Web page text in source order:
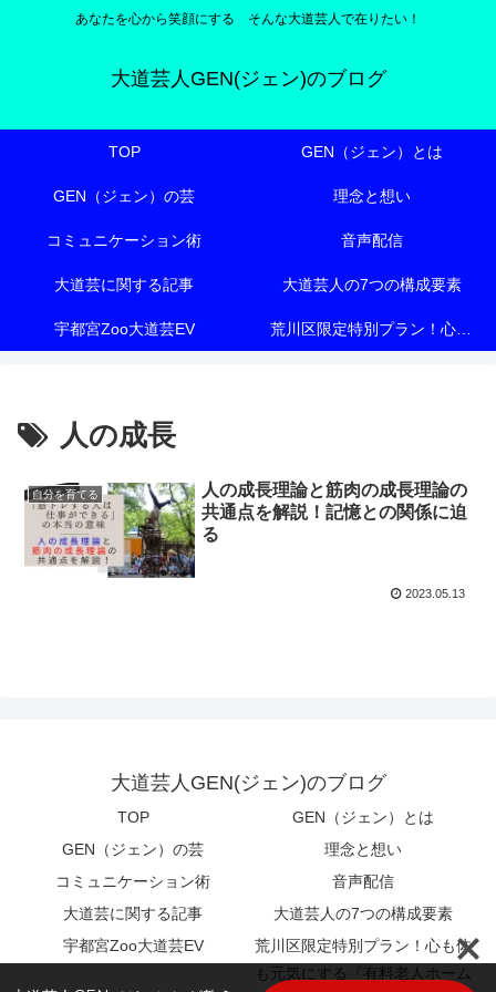
あなたを心から笑顔にする そんな大道芸人で在りたい！
大道芸人GEN(ジェン)のブログ
TOP GEN（ジェン）とは
GEN（ジェン）の芸 理念と想い
コミュニケーション術 音声配信
大道芸に関する記事 大道芸人の7つの構成要素
宇都宮Zoo大道芸EV 荒川区限定特別プラン！心も体も元気にする『有料老人ホーム向け特別エンターテイメント』
人の成長
自分を育てる
人の成長理論と筋肉の成長理論の
共通点を解説！記憶との関係に迫
る
2023.05.13
大道芸人GEN(ジェン)のブログ
TOP
GEN（ジェン）とは
GEN（ジェン）の芸
理念と想い
コミュニケーション術
音声配信
大道芸に関する記事
大道芸人の7つの構成要素
宇都宮Zoo大道芸EV
荒川区限定特別プラン！心も体
も元気にする『有料老人ホーム